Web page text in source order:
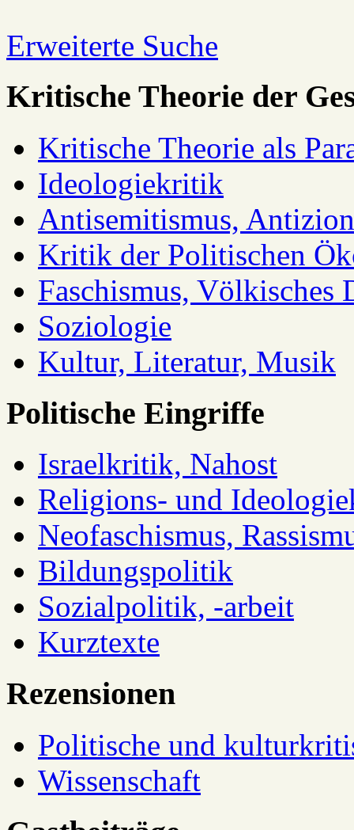
Erweiterte Suche
Kritische Theorie der
Kritische Theorie als
Ideologiekritik
Antisemitismus,
Kritik der Politischen
Faschismus, Völkisches
Soziologie
Kultur, Literatur, Musik
Politische Eingriffe
Israelkritik, Nahost
Religions- und
Neofaschismus,
Bildungspolitik
Sozialpolitik, -arbeit
Kurztexte
Rezensionen
Politische und
Wissenschaft